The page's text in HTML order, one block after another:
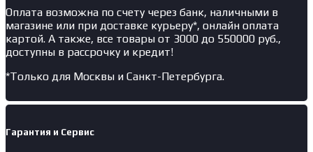
Оплата возможна по счету через банк, наличными в
магазине или при доставке курьеру*, онлайн оплата
картой. А также, все товары от 3000 до 550000 руб.,
доступны в рассрочку и кредит!
*Только для Москвы и Санкт-Петербурга.
Гарантия и Сервис